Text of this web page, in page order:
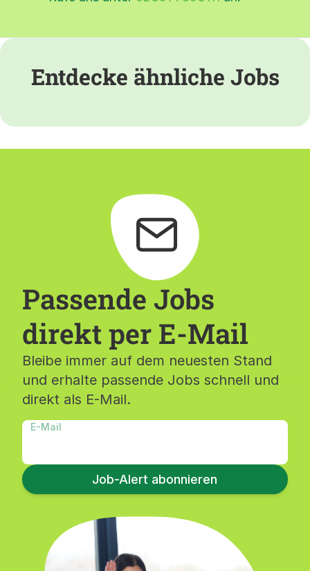
Entdecke ähnliche Jobs
Passende Jobs
direkt per E-Mail
Bleibe immer auf dem neuesten Stand
und erhalte passende Jobs schnell und
direkt als E-Mail.
E-Mail
Job-Alert abonnieren